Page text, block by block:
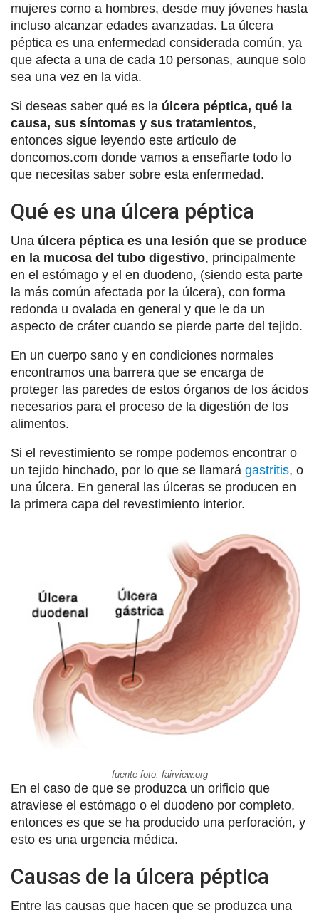
mujeres como a hombres, desde muy jóvenes hasta
incluso alcanzar edades avanzadas. La úlcera
péptica es una enfermedad considerada común, ya
que afecta a una de cada 10 personas, aunque solo
sea una vez en la vida.
Si deseas saber qué es la úlcera péptica, qué la
causa, sus síntomas y sus tratamientos,
entonces sigue leyendo este artículo de
doncomos.com donde vamos a enseñarte todo lo
que necesitas saber sobre esta enfermedad.
Qué es una úlcera péptica
Una úlcera péptica es una lesión que se produce
en la mucosa del tubo digestivo, principalmente
en el estómago y el en duodeno, (siendo esta parte
la más común afectada por la úlcera), con forma
redonda u ovalada en general y que le da un
aspecto de cráter cuando se pierde parte del tejido.
En un cuerpo sano y en condiciones normales
encontramos una barrera que se encarga de
proteger las paredes de estos órganos de los ácidos
necesarios para el proceso de la digestión de los
alimentos.
Si el revestimiento se rompe podemos encontrar o
un tejido hinchado, por lo que se llamará gastritis, o
una úlcera. En general las úlceras se producen en
la primera capa del revestimiento interior.
fuente foto: fairview.org
En el caso de que se produzca un orificio que
atraviese el estómago o el duodeno por completo,
entonces es que se ha producido una perforación, y
esto es una urgencia médica.
Causas de la úlcera péptica
Entre las causas que hacen que se produzca una